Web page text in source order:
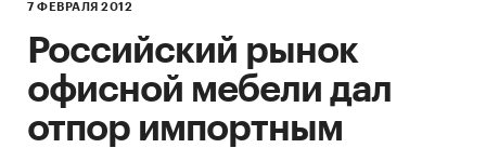
7 ФЕВРАЛЯ 2012
Российский рынок
офисной мебели дал
отпор импортным